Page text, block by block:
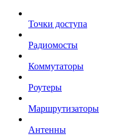
Точки доступа
Радиомосты
Коммутаторы
Роутеры
Маршрутизаторы
Антенны